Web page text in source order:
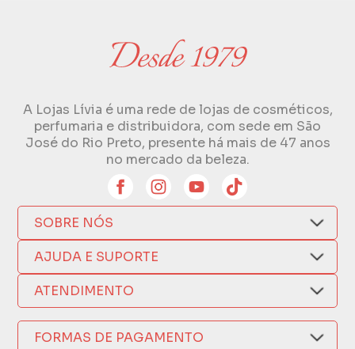
A Lojas Lívia é uma rede de lojas de cosméticos,
perfumaria e distribuidora, com sede em São
José do Rio Preto, presente há mais de 47 anos
no mercado da beleza.
SOBRE NÓS
Quem Somos
Compra Segura
Como Comprar
Nossas Lojas
Política de Privacidade
AJUDA E SUPORTE
Nosso Aplicativo
Trocas e Devoluções
Formas de Pagamento
Fretes e Entregas
ATENDIMENTO
(17) 3209-9595
FORMAS DE PAGAMENTO